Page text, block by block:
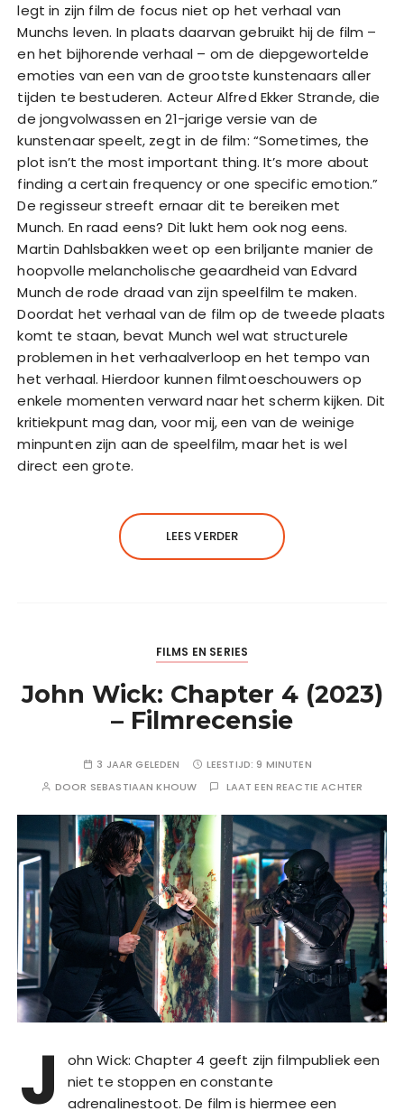
legt in zijn film de focus niet op het verhaal van
Munchs leven. In plaats daarvan gebruikt hij de film –
en het bijhorende verhaal – om de diepgewortelde
emoties van een van de grootste kunstenaars aller
tijden te bestuderen. Acteur Alfred Ekker Strande, die
de jongvolwassen en 21-jarige versie van de
kunstenaar speelt, zegt in de film: “Sometimes, the
plot isn’t the most important thing. It’s more about
finding a certain frequency or one specific emotion.”
De regisseur streeft ernaar dit te bereiken met
Munch. En raad eens? Dit lukt hem ook nog eens.
Martin Dahlsbakken weet op een briljante manier de
hoopvolle melancholische geaardheid van Edvard
Munch de rode draad van zijn speelfilm te maken.
Doordat het verhaal van de film op de tweede plaats
komt te staan, bevat Munch wel wat structurele
problemen in het verhaalverloop en het tempo van
het verhaal. Hierdoor kunnen filmtoeschouwers op
enkele momenten verward naar het scherm kijken. Dit
kritiekpunt mag dan, voor mij, een van de weinige
minpunten zijn aan de speelfilm, maar het is wel
direct een grote.
LEES VERDER
FILMS EN SERIES
John Wick: Chapter 4 (2023)
– Filmrecensie
3 JAAR GELEDEN LEESTIJD: 9 MINUTEN
DOOR SEBASTIAAN KHOUW LAAT EEN REACTIE ACHTER
J
ohn Wick: Chapter 4 geeft zijn filmpubliek een
niet te stoppen en constante
adrenalinestoot. De film is hiermee een